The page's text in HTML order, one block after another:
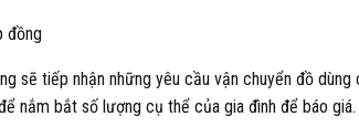
đồng
sẽ tiếp nhận những yêu cầu vận chuyển đồ
nắm bắt số lượng cụ thể của gia đình để báo giá.